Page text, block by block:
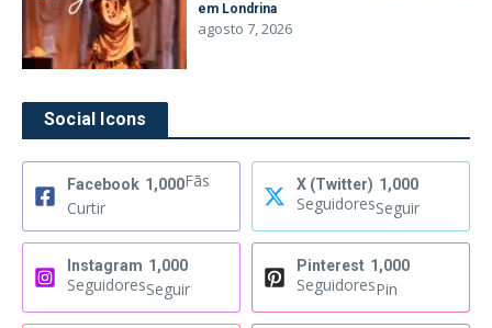
em Londrina
agosto 7, 2026
Social Icons
Facebook 1,000Fãs
Curtir
X (Twitter) 1,000
SeguidoresSeguir
Instagram 1,000
SeguidoresSeguir
Pinterest 1,000
SeguidoresPin